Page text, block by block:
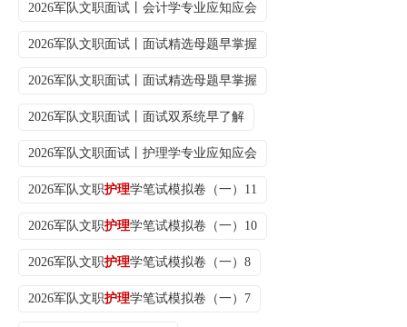
2026军队文职面试丨会计学专业应知应会
2026军队文职面试丨面试精选母题早掌握
2026军队文职面试丨面试精选母题早掌握
2026军队文职面试丨面试双系统早了解
2026军队文职面试丨护理学专业应知应会
2026军队文职护理学笔试模拟卷（一）11
2026军队文职护理学笔试模拟卷（一）10
2026军队文职护理学笔试模拟卷（一）8
2026军队文职护理学笔试模拟卷（一）7